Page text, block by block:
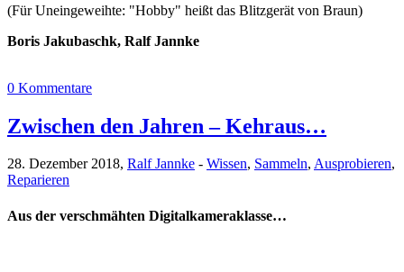
(Für Uneingeweihte: "Hobby" heißt das Blitzgerät von Braun)
Boris Jakubaschk, Ralf Jannke
0 Kommentare
Zwischen den Jahren – Kehraus…
28. Dezember 2018, Ralf Jannke - Wissen, Sammeln, Ausprobieren,
Reparieren
Aus der verschmähten Digitalkameraklasse…